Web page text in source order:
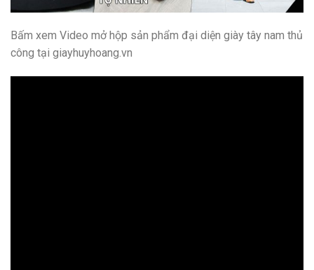
Bấm xem Video mở hộp sản phẩm đại diện giày tây nam thủ
công tại giayhuyhoang.vn